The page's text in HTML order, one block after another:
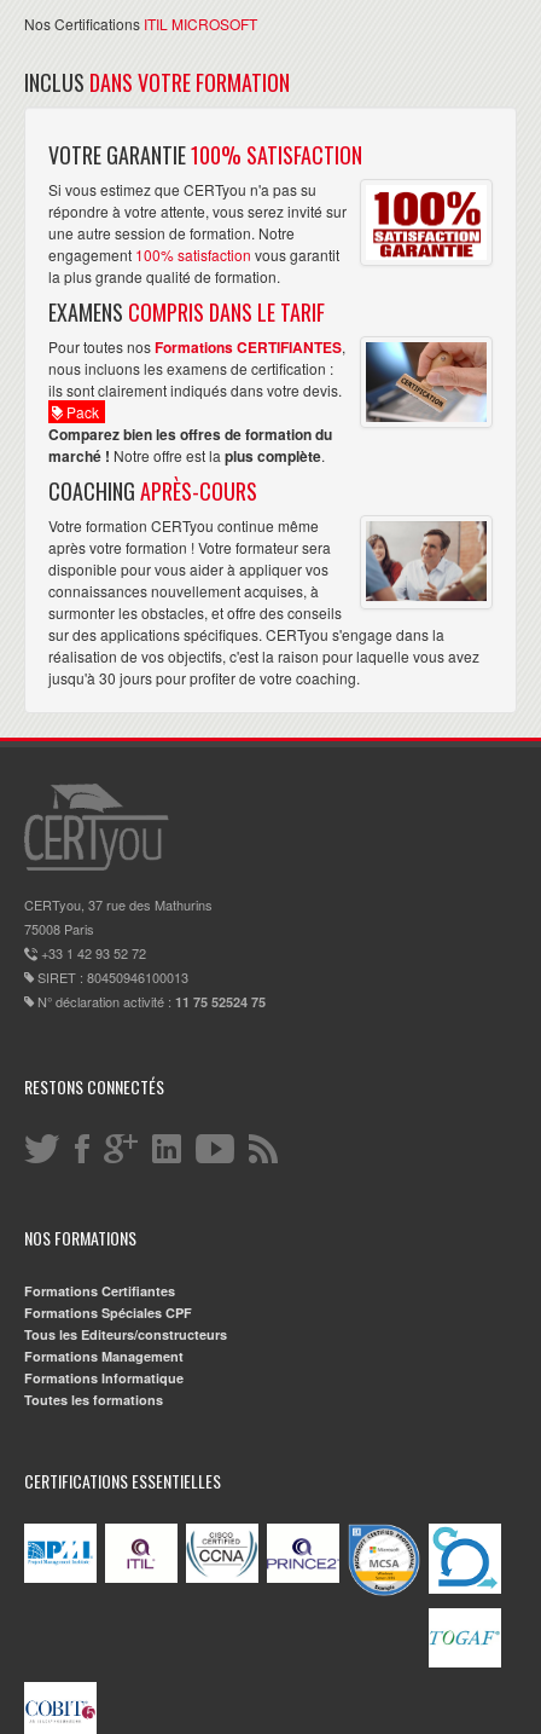
Nos Certifications ITIL MICROSOFT
INCLUS DANS VOTRE FORMATION
VOTRE GARANTIE100% SATISFACTION
Si vous estimez que CERTyou n'a pas su
répondre à votre attente, vous serez invité sur
une autre session de formation. Notre
engagement 100% satisfaction vous garantit
la plus grande qualité de formation.
EXAMENS COMPRIS DANS LE TARIF
Pour toutes nosFormations CERTIFIANTES,
nous incluons les examens de certification :
ils sont clairement indiqués dans votre devis.
Pack
Comparez bien les offres de formation du
marché ! Notre offre est la plus complète.
COACHINGAPRÈS-COURS
Votre formation CERTyou continue même
après votre formation ! Votre formateur sera
disponible pour vous aider à appliquer vos
connaissances nouvellement acquises, à
surmonter les obstacles, et offre des conseils
sur des applications spécifiques. CERTyou s'engage dans la
réalisation de vos objectifs, c'est la raison pour laquelle vous avez
jusqu'à 30 jours pour profiter de votre coaching.
CERTyou, 37 rue des Mathurins
75008 Paris
+33 1 42 93 52 72
SIRET : 80450946100013
N° déclaration activité : 11 75 52524 75
RESTONS CONNECTÉS
NOS FORMATIONS
Formations Certifiantes
Formations Spéciales CPF
Tous les Editeurs/constructeurs
Formations Management
Formations Informatique
Toutes les formations
CERTIFICATIONS ESSENTIELLES